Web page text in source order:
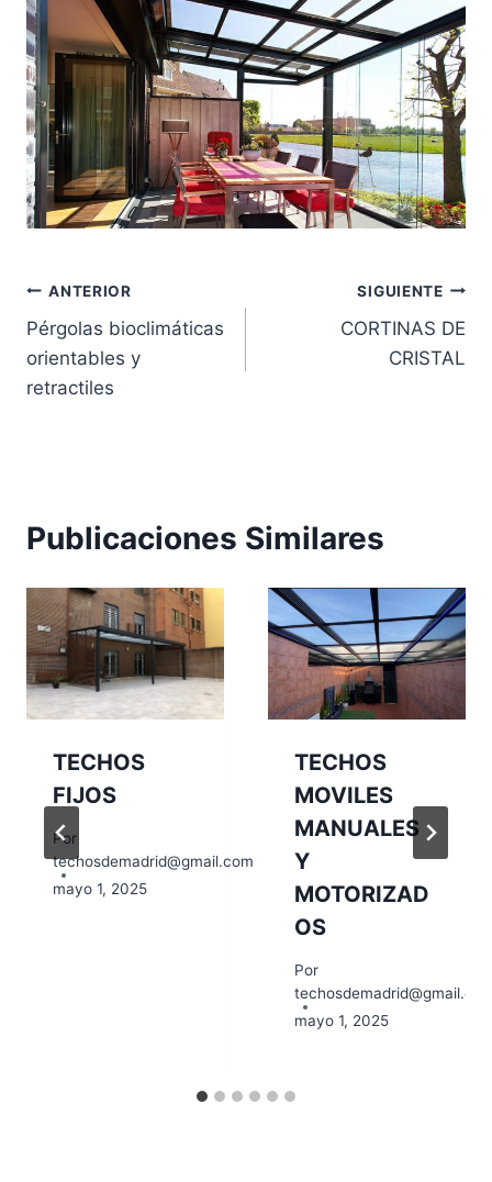
Navegación
de
entradas
ANTERIOR
Pérgolas bioclimáticas
orientables y
retractiles
SIGUIENTE
CORTINAS DE
CRISTAL
Publicaciones Similares
TECHOS
FIJOS
Por
techosdemadrid@gmail.com
mayo 1, 2025
TECHOS
MOVILES
MANUALES
Y
MOTORIZAD
OS
Por
mayo 1, 2025